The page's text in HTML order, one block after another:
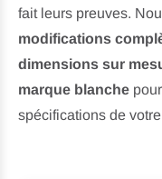
11+
ANNÉES · EXPERTE EN
SOUS-VÊTEMENTS
fait leurs preuves.
modifications
dimensions sur
marque blanche
spécifications de